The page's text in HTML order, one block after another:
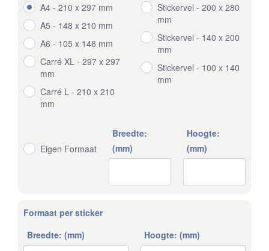
A4 - 210 x 297 mm
A5 - 148 x 210 mm
A6 - 105 x 148 mm
Carré XL - 297 x 297
mm
Carré L - 210 x 210
mm
Stickervel - 200 x 280
mm
Stickervel - 140 x 200
mm
Stickervel - 100 x 140
mm
Eigen Formaat
Breedte:
(mm)
Hoogte:
(mm)
Formaat per sticker
Breedte: (mm)
Hoogte: (mm)